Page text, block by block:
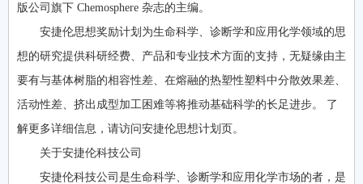
版公司旗下 Chemosphere 杂志的主编。
安捷伦思想奖励计划为生命科学、诊断学和应用化学领域的思
想的研究提供科研经费、产品和专业技术方面的支持，无疑缘由主
要有与基体树脂的相容性差、在熔融的热塑性塑料中分散效果差、
活动性差、挤出成型加工困难等将推动基础科学的长足进步。 了
解更多详细信息，请访问安捷伦思想计划页。
关于安捷伦科技公司
安捷伦科技公司是生命科学、诊断学和应用化学市场的者，是